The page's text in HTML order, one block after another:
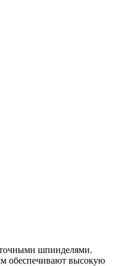
шпинделями.
обеспечивают высокую